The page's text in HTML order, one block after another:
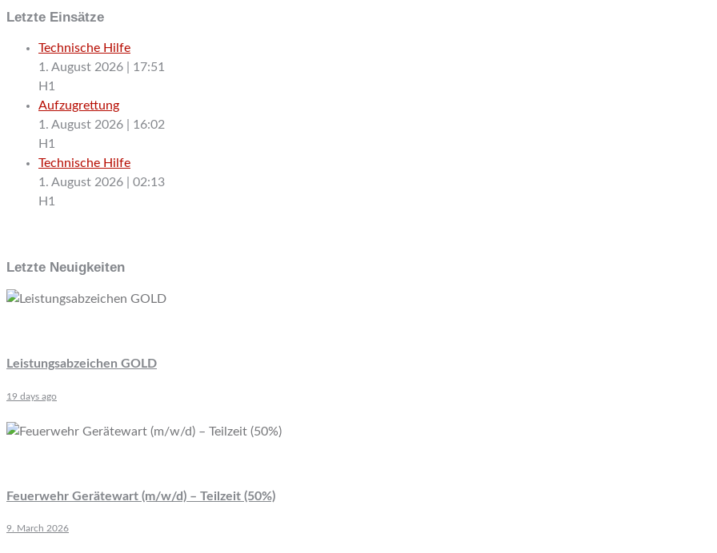
Letzte Einsätze
Technische Hilfe
1. August 2026
17:51
H1
Aufzugrettung
1. August 2026
16:02
H1
Technische Hilfe
1. August 2026
02:13
H1
Letzte Neuigkeiten
Leistungsabzeichen GOLD
19 days ago
Feuerwehr Gerätewart (m/w/d) – Teilzeit (50%)
9. March 2026